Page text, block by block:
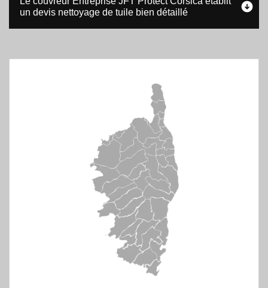
un devis nettoyage de tuile bien détaillé